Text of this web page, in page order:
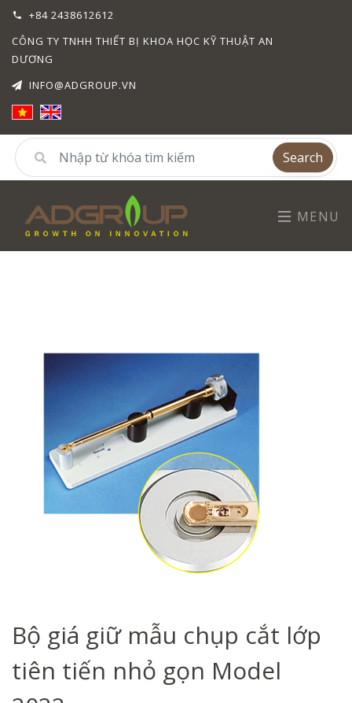
+84 2438612612
CÔNG TY TNHH THIẾT BỊ KHOA HỌC KỸ THUẬT AN
DƯƠNG
INFO@ADGROUP.VN
Search
MENU
Bộ giá giữ mẫu chụp cắt lớp
tiên tiến nhỏ gọn Model